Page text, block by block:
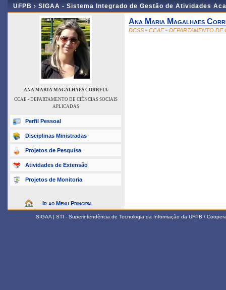
UFPB › SIGAA - Sistema Integrado de Gestão de Atividades
ANA MARIA MAGALHAES CORREIA
CCAE - DEPARTAMENTO DE CIÊNCIAS SOCIAIS
APLICADAS
Perfil Pessoal
Disciplinas Ministradas
Projetos de Pesquisa
Atividades de Extensão
Projetos de Monitoria
Ir ao Menu Principal
Ana Maria Magalhaes
DCSS - CCAE - DEPARTAMENTO DE
SIGAA | STI - Superintendência de Tecnologia da Informação da UFPB /